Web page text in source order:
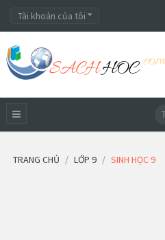
Tài khoản của tôi
TRANG CHỦ LỚP 9 SINH HỌC 9